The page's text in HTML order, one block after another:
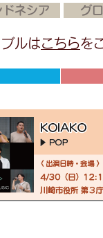
ドネシア グ
ルはこちらを